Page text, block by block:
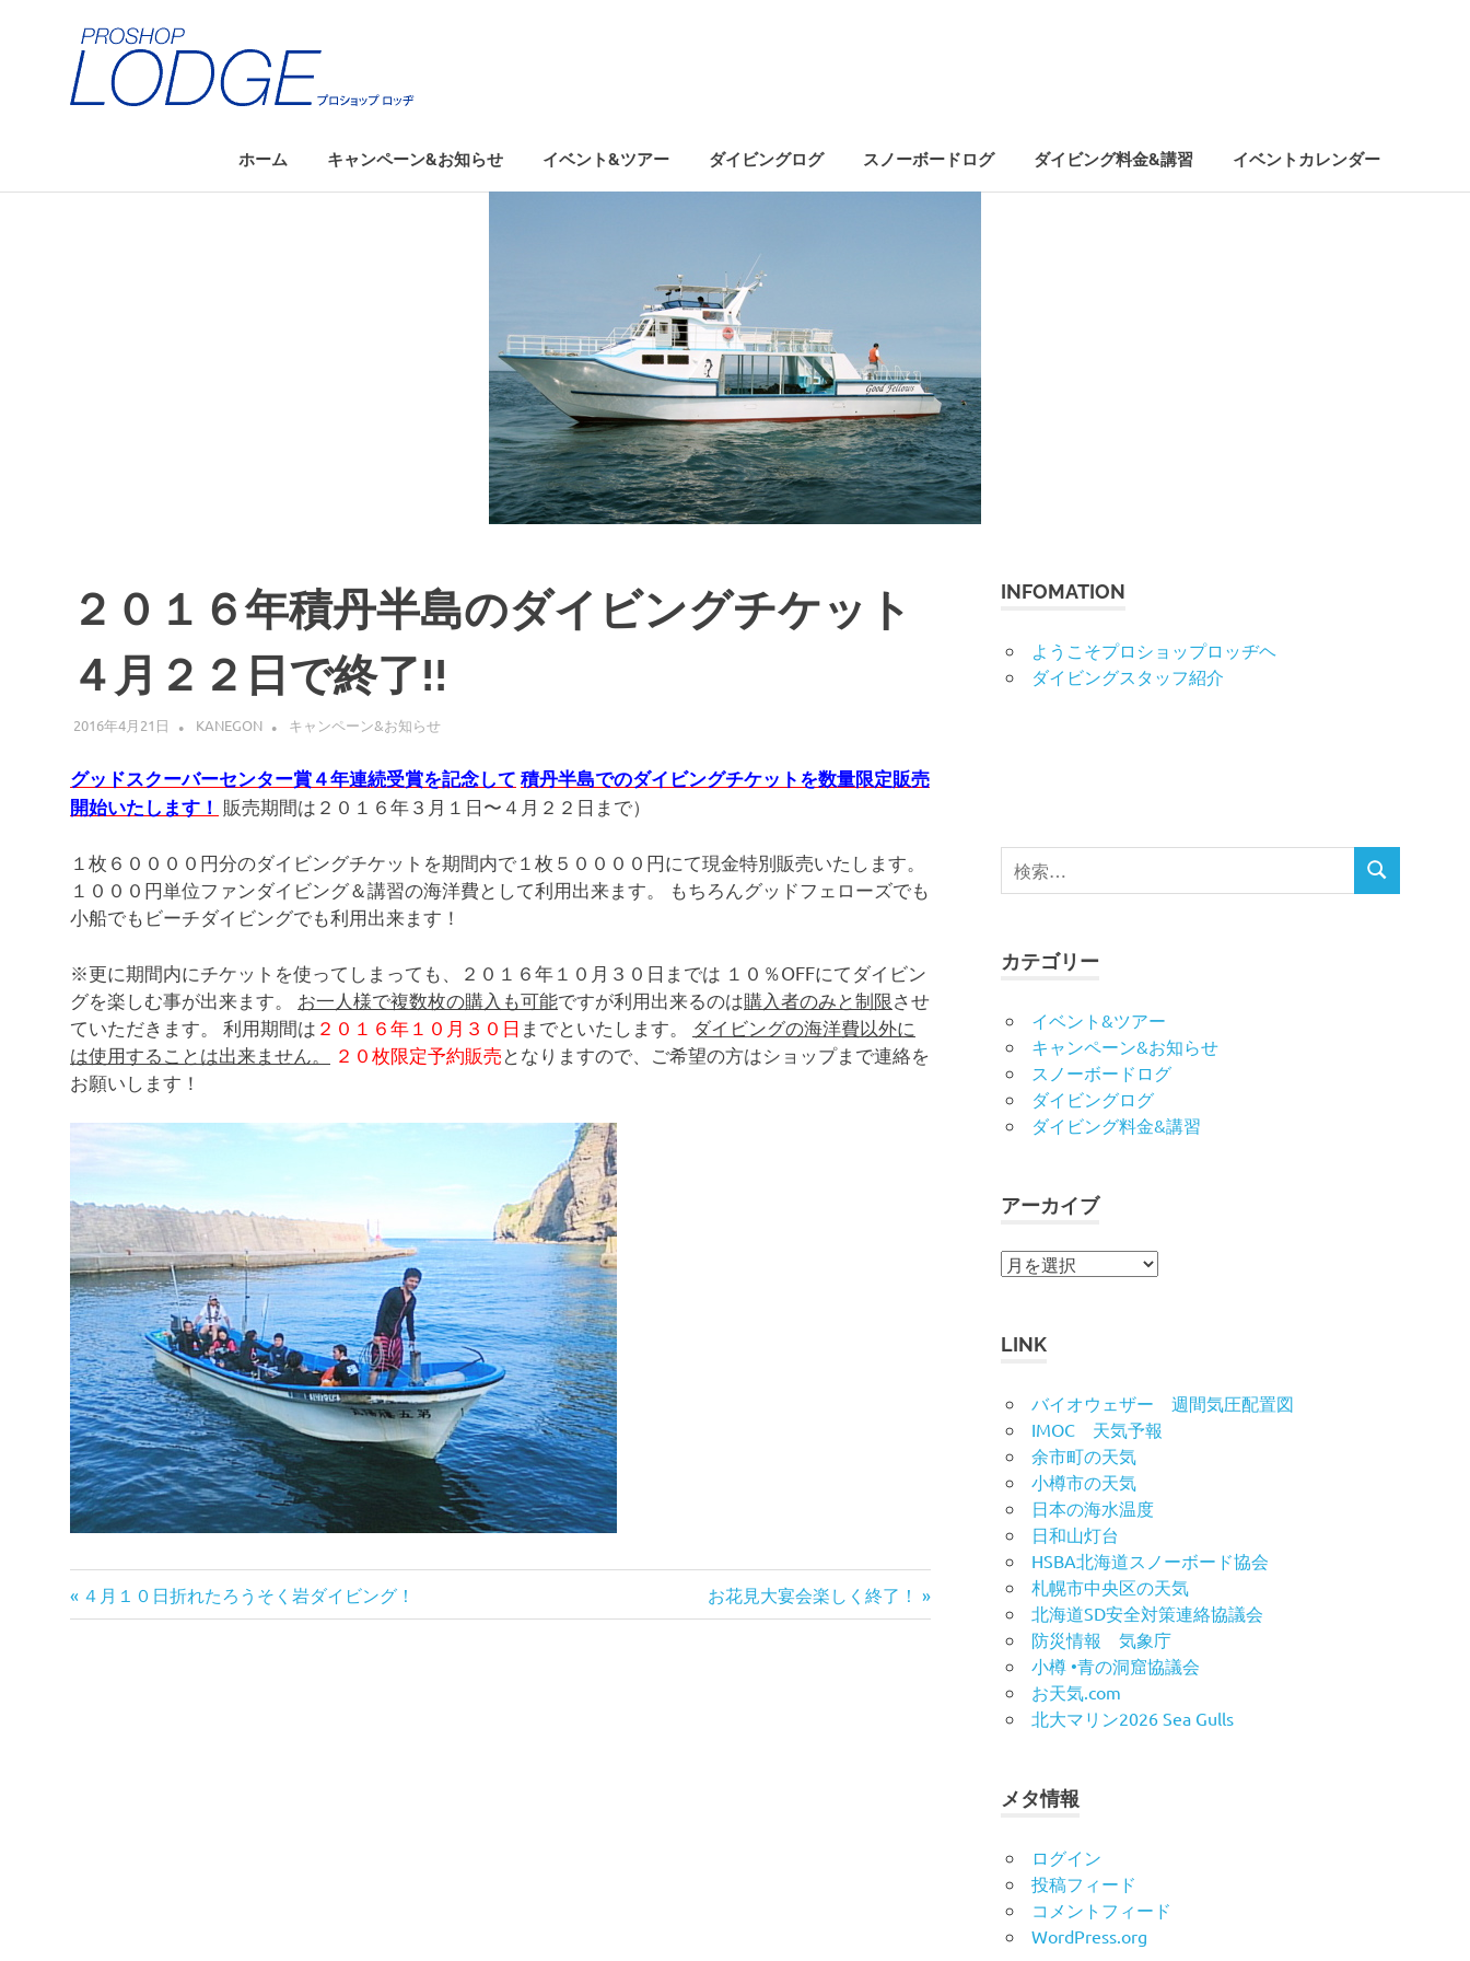
キ
ホーム キャンペーン&お知らせ イベント&ツアー ダイビングログ スノーボードログ ダイビング料金&講習 イベントカレンダー
２０１６年積丹半島のダイビングチケット
４月２２日で終了!!
2016年4月21日 KANEGON キャンペーン&お知らせ
グッドスクーバーセンター賞４年連続受賞を記念して 積丹半島でのダイビングチケットを数量限定販売
開始いたします！ 販売期間は２０１６年３月１日〜４月２２日まで）
１枚６００００円分のダイビングチケットを期間内で１枚５００００円にて現金特別販売いたします。
１０００円単位ファンダイビング＆講習の海洋費として利用出来ます。 もちろんグッドフェローズでも
小船でもビーチダイビングでも利用出来ます！
※更に期間内にチケットを使ってしまっても、２０１６年１０月３０日までは １０％OFFにてダイビン
グを楽しむ事が出来ます。 お一人様で複数枚の購入も可能ですが利用出来るのは購入者のみと制限させ
ていただきます。 利用期間は ２０１６年１０月３０日 までといたします。 ダイビングの海洋費以外に
は使用することは出来ません。
２０枚限定予約販売となりますので、ご希望の方はショップまで連絡を
お願いします！
投
前
の
４月１０日折れたろうそく岩ダイビング！
次
の
お花見大宴会楽しく終了！
INFOMATION
ようこそプロショップロッヂヘ
ダイビングスタッフ紹介
検
索
検
索
カテゴリー
イベント&ツアー
キャンペーン&お知らせ
スノーボードログ
ダイビングログ
ダイビング料金&講習
アーカイブ
ア
イ
LINK
バイオウェザー 週間気圧配置図
IMOC 天気予報
余市町の天気
小樽市の天気
日本の海水温度
日和山灯台
HSBA北海道スノーボード協会
札幌市中央区の天気
北海道SD安全対策連絡協議会
防災情報 気象庁
小樽 •青の洞窟協議会
お天気.com
北大マリン2026 Sea Gulls
メタ情報
ログイン
投稿フィード
コメントフィード
WordPress.org